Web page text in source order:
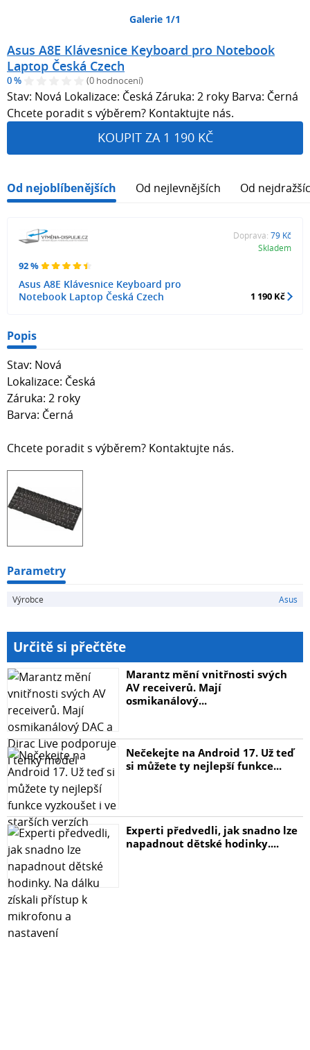
Galerie 1/1
Asus A8E Klávesnice Keyboard pro Notebook
Laptop Česká Czech
0 % (0 hodnocení)
Stav: Nová Lokalizace: Česká Záruka: 2 roky Barva: Černá
Chcete poradit s výběrem? Kontaktujte nás.
KOUPIT ZA 1 190 KČ
Od nejoblíbenějších Od nejlevnějších Od
92 %
Asus A8E Klávesnice Keyboard pro
Notebook Laptop Česká Czech
Doprava: 79 Kč
Skladem
1 190 Kč
Popis
Stav: Nová
Lokalizace: Česká
Záruka: 2 roky
Barva: Černá
Chcete poradit s výběrem? Kontaktujte nás.
Parametry
Výrobce Asus
Určitě si přečtěte
Marantz mění vnitřnosti svých
AV receiverů. Mají
osmikanálový...
Nečekejte na Android 17. Už teď
si můžete ty nejlepší funkce...
Experti předvedli, jak snadno lze
napadnout dětské hodinky....